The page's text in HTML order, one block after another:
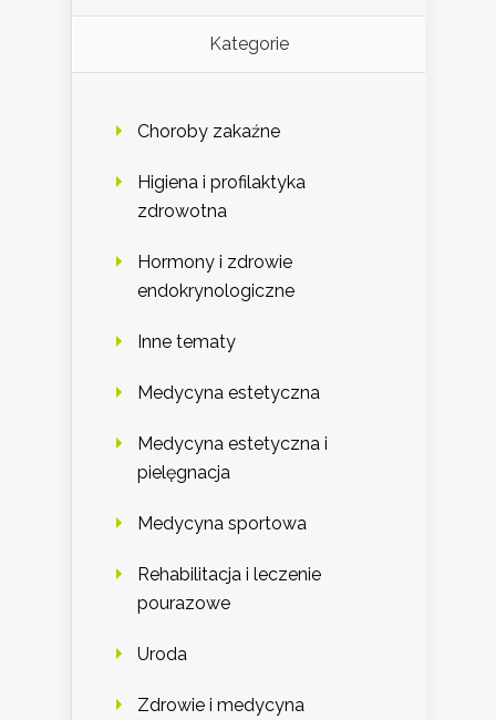
Kategorie
Choroby zakaźne
Higiena i profilaktyka
zdrowotna
Hormony i zdrowie
endokrynologiczne
Inne tematy
Medycyna estetyczna
Medycyna estetyczna i
pielęgnacja
Medycyna sportowa
Rehabilitacja i leczenie
pourazowe
Uroda
Zdrowie i medycyna